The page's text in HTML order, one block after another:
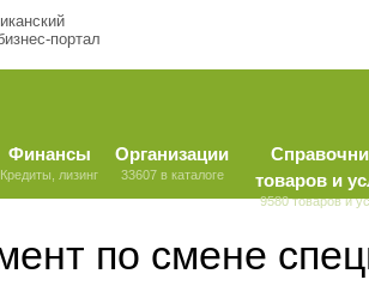
портал
Финансы
Кредиты, лизинг
Организации
33607 в каталоге
товаров и
9580 товаров и
по смене